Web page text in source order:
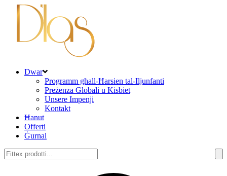
Dwar
Programm għall-Ħarsien tal-Iljunfanti
Preżenza Globali u Kisbiet
Unsere Impenji
Kontakt
Ħanut
Offerti
Ġurnal
Fittex: